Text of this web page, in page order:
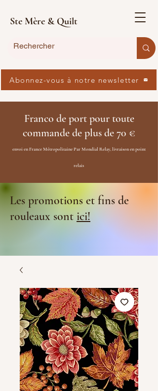
Ste Mère & Quilt
Franco de port pour toute
commande de plus de 70 €
envoi en France Métropolitaine Par Mondial Relay, livraison en point
relais
Les promotions et fins de
rouleaux sontici!
Abonnez-vous à notre newsletter